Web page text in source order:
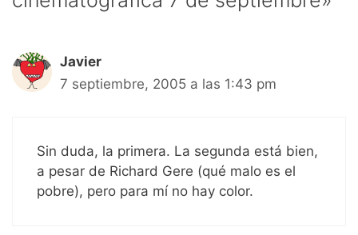
Javier
7 septiembre, 2005 a las 1:43 pm
Sin duda, la primera. La segunda está bien,
a pesar de Richard Gere (qué malo es el
pobre), pero para mí no hay color.